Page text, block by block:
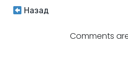
Навигация
Назад
Comments